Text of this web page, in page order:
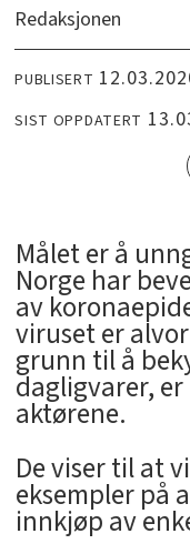
Redaksjonen
PUBLISERT
SIST OPPDATERT
Målet er å
Norge har
av
viruset er
grunn til å
dagligvarer,
aktørene.
De viser til at
eksempler på
innkjøp av